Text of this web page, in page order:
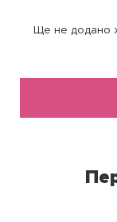
Ще не додано